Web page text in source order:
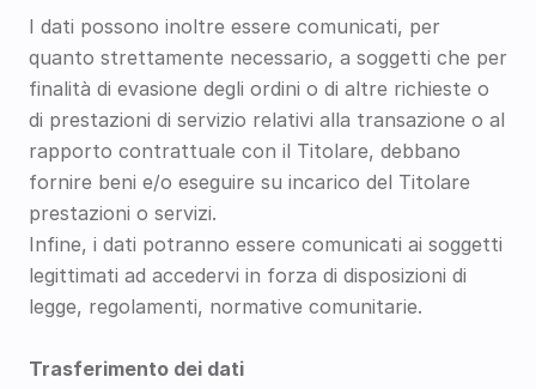
I dati possono inoltre essere comunicati, per
quanto strettamente necessario, a soggetti che per
finalità di evasione degli ordini o di altre richieste o
di prestazioni di servizio relativi alla transazione o al
rapporto contrattuale con il Titolare, debbano
fornire beni e/o eseguire su incarico del Titolare
prestazioni o servizi.
Infine, i dati potranno essere comunicati ai soggetti
legittimati ad accedervi in forza di disposizioni di
legge, regolamenti, normative comunitarie.
Trasferimento dei dati